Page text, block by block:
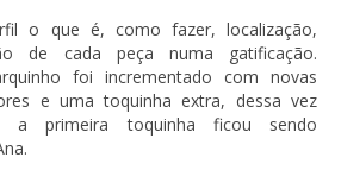
o que é, como fazer, localização,
de cada peça numa gatificação.
foi incrementado com novas
e uma toquinha extra, dessa vez
primeira toquinha ficou sendo